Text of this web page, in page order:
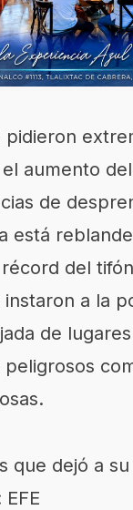
pidieron
aumento
de
está
del
a la
de lugares
que dejó a